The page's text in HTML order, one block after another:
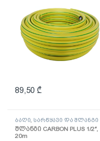
89,50 ₾
ბაღი სარწყავი და შლანგი
შლანგი CARBON PLUS 1/2″,
20m